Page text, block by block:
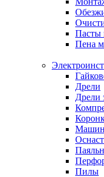
Пасты
Пена
Дрели
Дрели
Пилы